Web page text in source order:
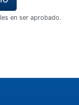
en ser aprobado.